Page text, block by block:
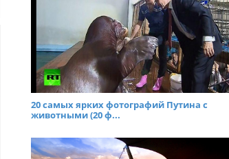
20 самых ярких фотографий Путина с
животными (20 ф...